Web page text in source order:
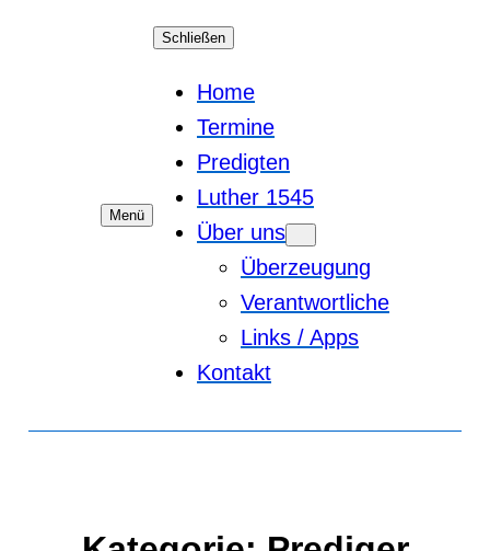
Menü
Schließen
Home
Termine
Predigten
Luther 1545
Über uns
Überzeugung
Verantwortliche
Links / Apps
Kontakt